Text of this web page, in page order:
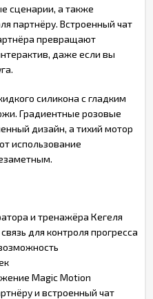
сценарии, а также
партнёру. Встроенный чат
превращают
даже если вы
силикона с гладким
Градиентные розовые
дизайн, а тихий мотор
использование
и тренажёра Кегеля
для контроля прогресса
Magic Motion
и встроенный чат